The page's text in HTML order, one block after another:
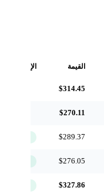
القيمة الإشارة
$314.45
$270.11
$289.37
$276.05
$327.86